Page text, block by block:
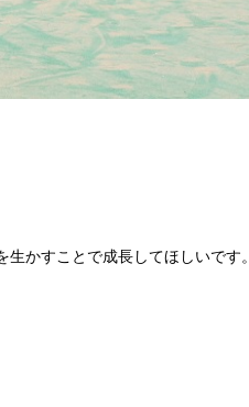
かすことで成長してほしいです。